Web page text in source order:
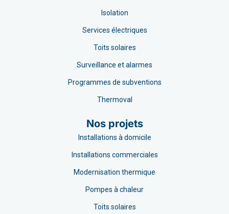
Isolation
Services électriques
Toits solaires
Surveillance et alarmes
Programmes de subventions
Thermoval
Nos projets
Installations à domicile
Installations commerciales
Modernisation thermique
Pompes à chaleur
Toits solaires